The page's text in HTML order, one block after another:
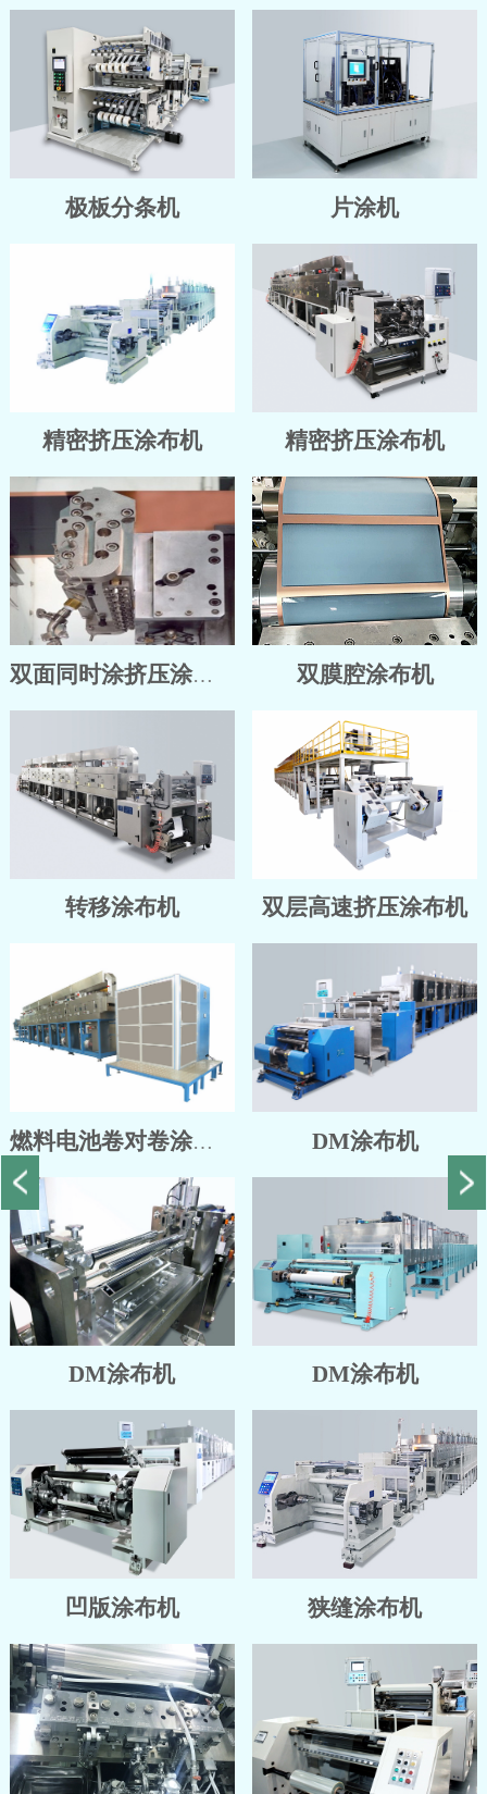
极板分条机 片涂机
精密挤压涂布机 精密挤压涂布机
双面同时涂挤压涂布机 双膜腔涂布机
转移涂布机 双层高速挤压涂布机
燃料电池卷对卷涂布机 DM涂布机
DM涂布机 DM涂布机
凹版涂布机 狭缝涂布机